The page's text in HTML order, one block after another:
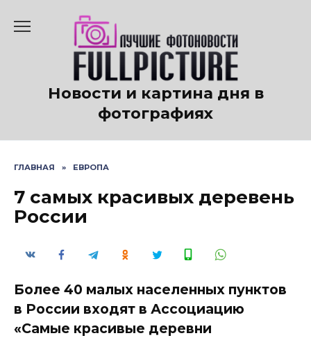
содержанию
Новости и картина дня в
фотографиях
ГЛАВНАЯ » ЕВРОПА
7 самых красивых деревень
России
Более 40 малых населенных пунктов
в России входят в Ассоциацию
«Самые красивые деревни